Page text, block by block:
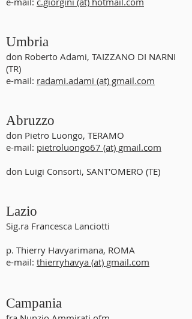
Umbria
don Roberto Adami, TAIZZANO DI NARNI
(TR)
e-mail: radami.adami (at) gmail.com
Abruzzo
don Pietro Luongo, TERAMO
e-mail: pietroluongo67 (at) gmail.com
don Luigi Consorti, SANT'OMERO (TE)
Lazio
Sig.ra Francesca Lanciotti
p. Thierry Havyarimana, ROMA
e-mail: thierryhavya (at) gmail.com
Campania